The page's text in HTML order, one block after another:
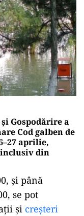
Gospodărire a
Cod galben de
aprilie,
din
și până
se pot
și creșteri